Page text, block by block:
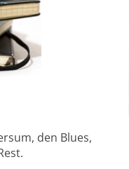
den Blues,